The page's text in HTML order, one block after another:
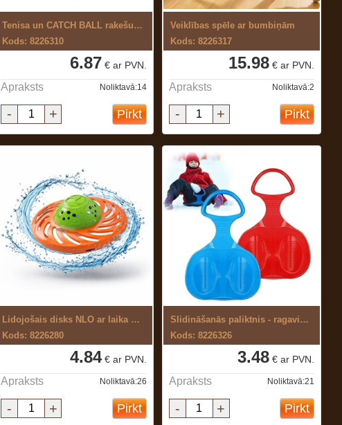
Tenisa un CATCH BALL rakešu komplekts ...
Kods: 8226310
6.87 € ar PVN.
Apraksts Noliktavā:14
- + Pirkt
Veiklības spēle ar bumbiņām
Kods: 8226317
15.98 € ar PVN.
Apraksts Noliktavā:2
- + Pirkt
Lidojošais disks NLO ar laika degli
Kods: 8226280
4.84€ ar PVN.
Apraksts Noliktavā:26
- + Pirkt
Slidināšanās paliktnis - ragaviņas
Kods: 8226326
3.48 € ar PVN.
Apraksts Noliktavā:21
- + Pirkt